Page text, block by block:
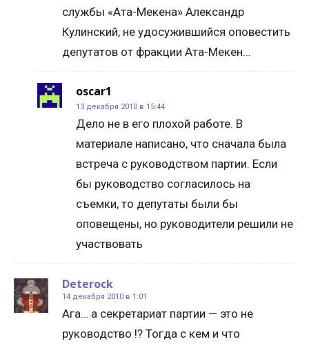
службы «Ата-Мекена» Александр
Кулинский, не удосужившийся оповестить
депутатов от фракции Ата-Мекен…
oscar1
13 декабря 2010 в 15:44
Дело не в его плохой работе. В
материале написано, что сначала была
встреча с руководством партии. Если
бы руководство согласилось на
съемки, то депутаты были бы
оповещены, но руководители решили не
участвовать
Deterock
14 декабря 2010 в 1:01
Ага… а секретариат партии — это не
руководство !? Тогда с кем и что